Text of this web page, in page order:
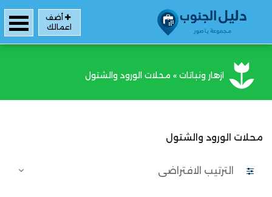
أضف
اعمالك
ازهار ونباتات » محلات الورود والشتول
محلات الورود والشتول